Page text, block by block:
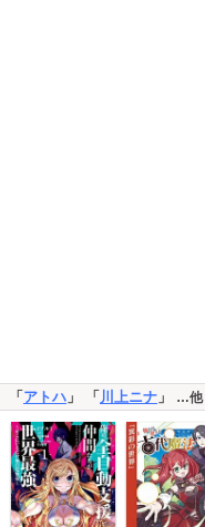
「アトハ 」 「川上ニナ 」 …他